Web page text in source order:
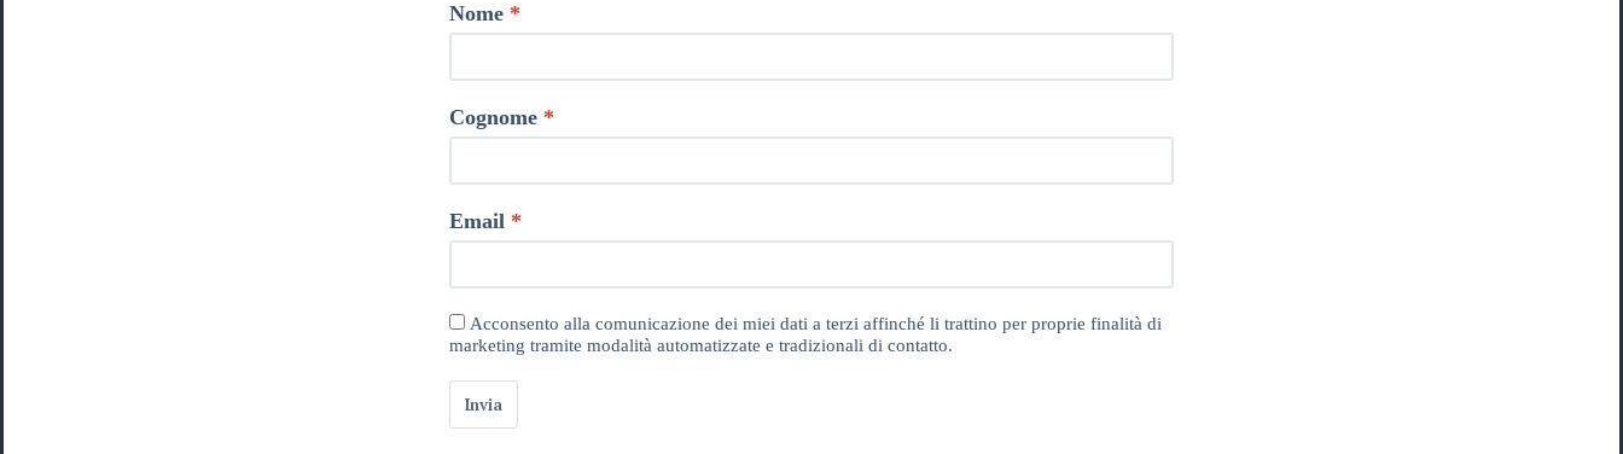
Nome
Cognome
Email
Acconsento alla comunicazione dei miei dati a terzi affinché li trattino per proprie finalità di
marketing tramite modalità automatizzate e tradizionali di contatto.
Invia